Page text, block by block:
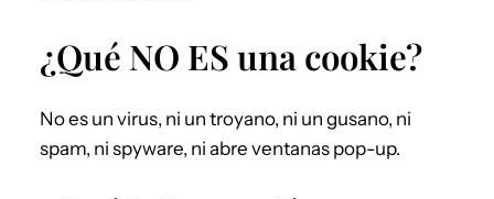
¿Qué NO ES una cookie?
No es un virus, ni un troyano, ni un gusano, ni
spam, ni spyware, ni abre ventanas pop-up.